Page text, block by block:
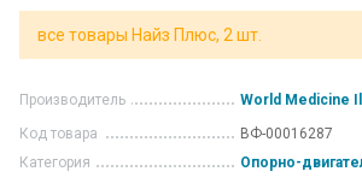
все товары Найз Плюс, 2 шт.
Производитель
World Medicine
Код товара
ВФ-00016287
Категория
Опорно-